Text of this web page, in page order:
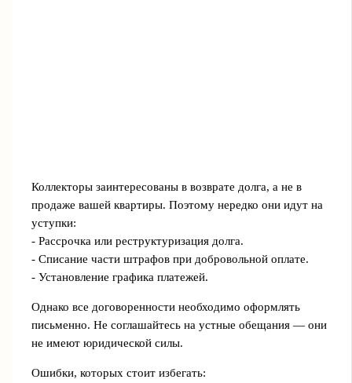
Коллекторы заинтересованы в возврате долга, а не в
продаже вашей квартиры. Поэтому нередко они идут на
уступки:
- Рассрочка или реструктуризация долга.
- Списание части штрафов при добровольной оплате.
- Установление графика платежей.
Однако все договоренности необходимо оформлять
письменно. Не соглашайтесь на устные обещания — они
не имеют юридической силы.
Ошибки, которых стоит избегать: